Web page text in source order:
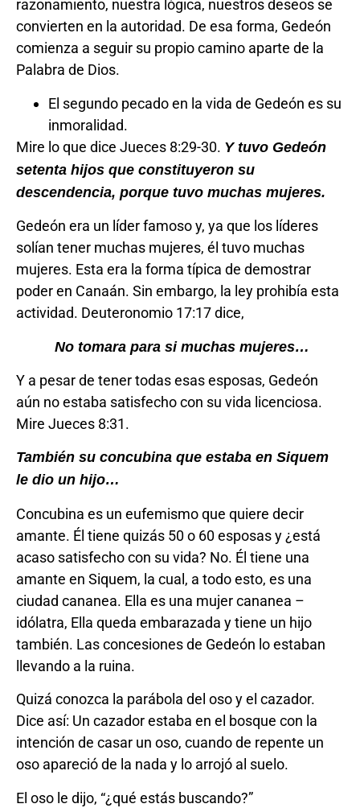
razonamiento, nuestra lógica, nuestros deseos se
convierten en la autoridad. De esa forma, Gedeón
comienza a seguir su propio camino aparte de la
Palabra de Dios.
El segundo pecado en la vida de Gedeón es su
inmoralidad.
Mire lo que dice Jueces 8:29-30. Y tuvo Gedeón
setenta hijos que constituyeron su
descendencia, porque tuvo muchas mujeres.
Gedeón era un líder famoso y, ya que los líderes
solían tener muchas mujeres, él tuvo muchas
mujeres. Esta era la forma típica de demostrar
poder en Canaán. Sin embargo, la ley prohibía esta
actividad. Deuteronomio 17:17 dice,
No tomara para si muchas mujeres…
Y a pesar de tener todas esas esposas, Gedeón
aún no estaba satisfecho con su vida licenciosa.
Mire Jueces 8:31.
También su concubina que estaba en Siquem
le dio un hijo…
Concubina es un eufemismo que quiere decir
amante. Él tiene quizás 50 o 60 esposas y ¿está
acaso satisfecho con su vida? No. Él tiene una
amante en Siquem, la cual, a todo esto, es una
ciudad cananea. Ella es una mujer cananea –
idólatra, Ella queda embarazada y tiene un hijo
también. Las concesiones de Gedeón lo estaban
llevando a la ruina.
Quizá conozca la parábola del oso y el cazador.
Dice así: Un cazador estaba en el bosque con la
intención de casar un oso, cuando de repente un
oso apareció de la nada y lo arrojó al suelo.
El oso le dijo, “¿qué estás buscando?”